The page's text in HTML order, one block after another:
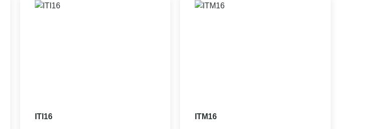
ITI16 ITM16